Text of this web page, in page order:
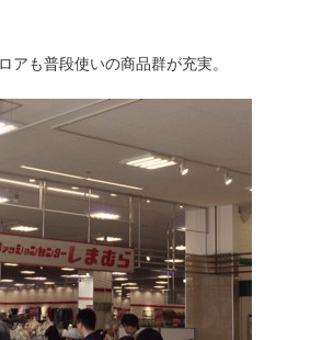
アも普段使いの商品群が充実。